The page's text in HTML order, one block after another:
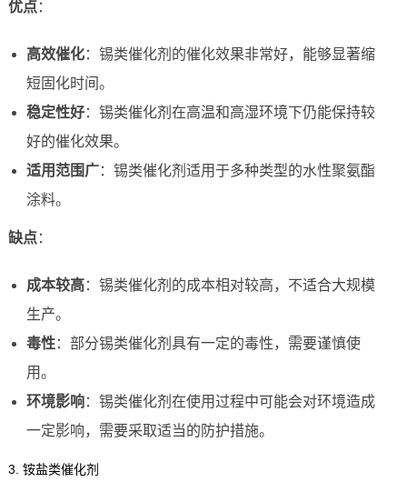
优点：
高效催化：锡类催化剂的催化效果非常好，能够显著缩
短固化时间。
稳定性好：锡类催化剂在高温和高湿环境下仍能保持较
好的催化效果。
适用范围广：锡类催化剂适用于多种类型的水性聚氨酯
涂料。
缺点：
成本较高：锡类催化剂的成本相对较高，不适合大规模
生产。
毒性：部分锡类催化剂具有一定的毒性，需要谨慎使
用。
环境影响：锡类催化剂在使用过程中可能会对环境造成
一定影响，需要采取适当的防护措施。
3. 铵盐类催化剂